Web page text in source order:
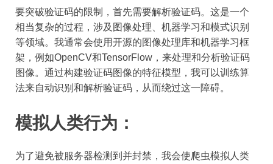
要突破验证码的限制，首先需要解析验证码。这是一个
相当复杂的过程，涉及图像处理、机器学习和模式识别
等领域。我通常会使用开源的图像处理库和机器学习框
架，例如OpenCV和TensorFlow，来处理和分析验证码
图像。通过构建验证码图像的特征模型，我可以训练算
法来自动识别和解析验证码，从而绕过这一障碍。
模拟人类行为：
为了避免被服务器检测到并封禁，我会使爬虫模拟人类